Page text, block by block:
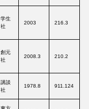
学生
社
2003 216.3
創元
社
2008.3 210.2
講談
社
1978.8 911.124